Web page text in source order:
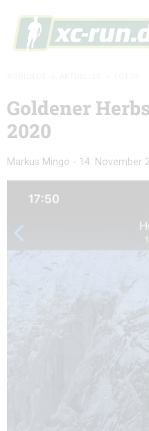
Goldener
2020
Markus Mingo - 14. November